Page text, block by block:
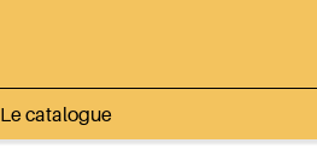
Le catalogue